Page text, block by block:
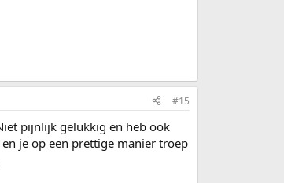
#15
pijnlijk gelukkig en heb ook
je op een prettige manier troep